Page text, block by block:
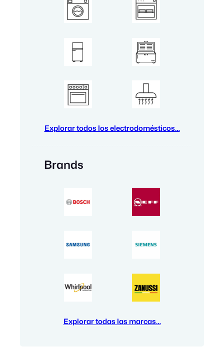
Explorar todos los electrodomésticos…
Brands
Explorar todas las marcas…